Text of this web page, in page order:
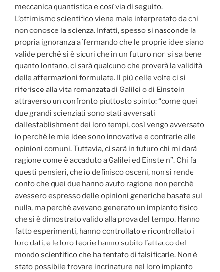
meccanica quantistica e così via di seguito.
L’ottimismo scientifico viene male interpretato da chi
non conosce la scienza. Infatti, spesso si nasconde la
propria ignoranza affermando che le proprie idee siano
valide perché si è sicuri che in un futuro non si sa bene
quanto lontano, ci sarà qualcuno che proverà la validità
delle affermazioni formulate. Il più delle volte ci si
riferisce alla vita romanzata di Galilei o di Einstein
attraverso un confronto piuttosto spinto: “come quei
due grandi scienziati sono stati avversati
dall’establishment dei loro tempi, così vengo avversato
io perché le mie idee sono innovative e contrarie alle
opinioni comuni. Tuttavia, ci sarà in futuro chi mi darà
ragione come è accaduto a Galilei ed Einstein”. Chi fa
questi pensieri, che io definisco osceni, non si rende
conto che quei due hanno avuto ragione non perché
avessero espresso delle opinioni generiche basate sul
nulla, ma perché avevano generato un impianto fisico
che si è dimostrato valido alla prova del tempo. Hanno
fatto esperimenti, hanno controllato e ricontrollato i
loro dati, e le loro teorie hanno subito l’attacco del
mondo scientifico che ha tentato di falsificarle. Non è
stato possibile trovare incrinature nel loro impianto